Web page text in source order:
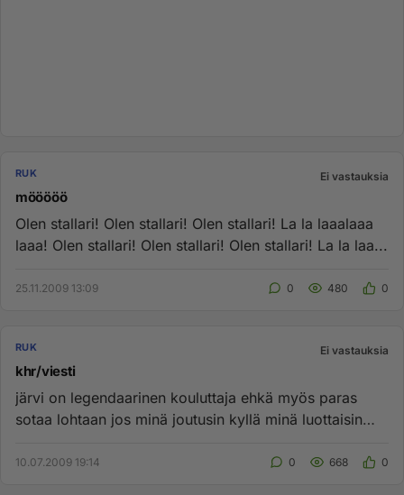
RUK Ei vastauksia
mööööö
Olen stallari! Olen stallari! Olen stallari! La la laaalaaa
laaa! Olen stallari! Olen stallari! Olen stallari! La la laa...
25.11.2009 13:09 0 480 0
RUK Ei vastauksia
khr/viesti
järvi on legendaarinen kouluttaja ehkä myös paras
sotaa lohtaan jos minä joutusin kyllä minä luottaisin
10.07.2009 19:14 0 668 0